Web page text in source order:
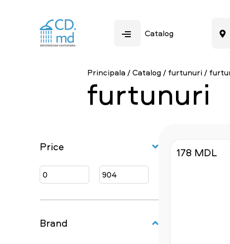
Catalog
Principala/Catalog/ furtunuri/
furtunuri
Price
Brand
178 MDL